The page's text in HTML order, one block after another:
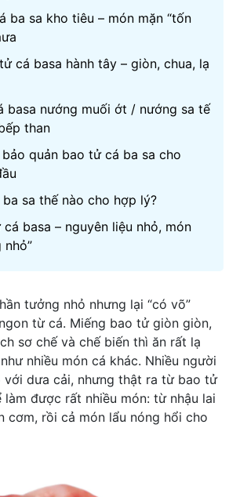
ba sa kho tiêu – món mặn “tốn
cá basa hành tây – giòn, chua, lạ
basa nướng muối ớt / nướng sa tế
than
quản bao tử cá ba sa cho
sa thế nào cho hợp lý?
cá basa – nguyên liệu nhỏ, món
nhỏ”
tưởng nhỏ nhưng lại “có võ”
từ cá. Miếng bao tử giòn giòn,
sơ chế và chế biến thì ăn rất lạ
nhiều món cá khác. Nhiều người
với dưa cải, nhưng thật ra từ bao tử
được rất nhiều món: từ nhậu lai
cơm, rồi cả món lẩu nóng hổi cho